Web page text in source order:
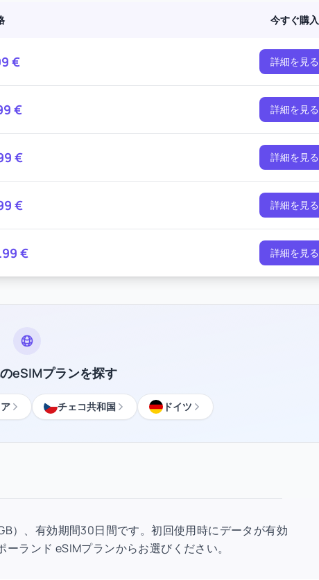
今すぐ購入
€ 詳細を見る
€ 詳細を見る
€ 詳細を見る
€ 詳細を見る
€ 詳細を見る
eSIMプランを探す
チェコ共和国 ドイツ
）、有効期間30日間です。初回使用時にデータが有効
ランド eSIMプランからお選びください。